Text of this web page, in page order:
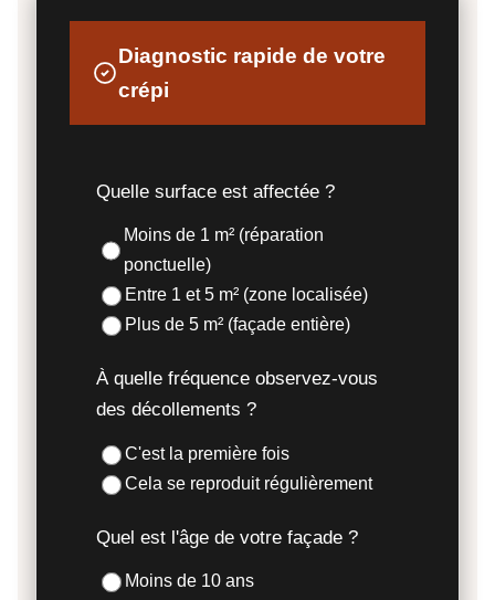
Diagnostic rapide de votre
crépi
Quelle surface est affectée ?
Moins de 1 m² (réparation
ponctuelle)
Entre 1 et 5 m² (zone localisée)
Plus de 5 m² (façade entière)
À quelle fréquence observez-vous
des décollements ?
C'est la première fois
Cela se reproduit régulièrement
Quel est l'âge de votre façade ?
Moins de 10 ans